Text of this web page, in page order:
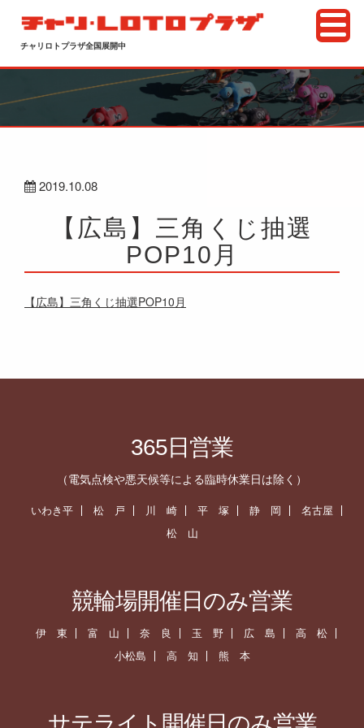
チャリロトプラザ全国展開中
2019.10.08
【広島】三角くじ抽選
POP10月
【広島】三角くじ抽選POP10月
365日営業
（電気点検や悪天候等による臨時休業日は除く）
いわき平 松 戸 川 崎 平 塚 静 岡
名古屋
松 山
競輪場開催日のみ営業
伊 東 富 山 奈 良 玉 野 広 島
高 松
小松島
高 知 熊 本